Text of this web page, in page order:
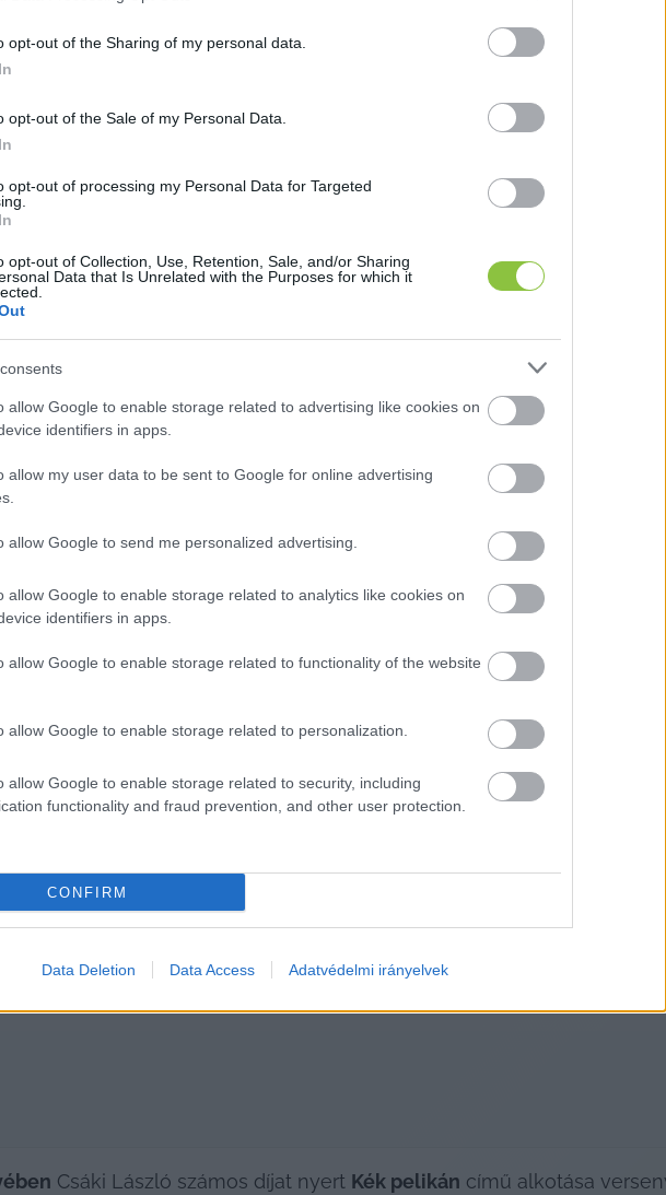
opt-out of the Sharing of my personal data.
opt-out of the Sale of my Personal Data.
opt-out of processing my Personal Data for Targeted
opt-out of Collection, Use, Retention, Sale, and/or Sharing
Data that Is Unrelated with the Purposes for which it
allow Google to enable storage related to advertising like cookies on
identifiers in apps.
allow my user data to be sent to Google for online advertising
allow Google to send me personalized advertising.
allow Google to enable storage related to analytics like cookies on
identifiers in apps.
allow Google to enable storage related to functionality of the website
allow Google to enable storage related to personalization.
allow Google to enable storage related to security, including
functionality and fraud prevention, and other user protection.
CONFIRM
Data Deletion Data Access Adatvédelmi irányelvek
of Cargoes) című, kézzel rajzolt alkotása mesebeli formába csomagolt
majd a Locarnói Filmfesztiválon Kids Award la Mobiliare díjban
világába kalauzol el, ahol egy kislány rádöbben a természet és
igazi családi film a megbocsátás
lánya kapcsolat abszurd kalandja a konyhától a rendőrségig. A
elnyerte a legjobb film díját, 2024-ben pedig a legjobb
Polli és a varázsfény (Tony, Shelly and the Magic Light) mese egy
legyőzik a sötétséget. A stop-motion technikával készült cseh-
díját nyerte el.
(Sirocco and the Kingdom of Air Streams)
című látványos,
a 2023-ban Annecy-ban, majd 2024-ben Zágrábban
fedezi fel Sirokkó, a szelek ura világát. Szintén
játszódik a
(Nina and the Hedgehog’s
kérdéseit vet fel a kézzel rajzolt, meleg tónusú film, mely az
hipnotikus vizuális élmény. Túlélő történet egy macskáról.
mesél. A film tavaly Annecy-ban elnyerte a zsűri és a közönség díja
animációnak járó Oscar-, Golden Globe és Európai Filmdíjat is. Végül
fődíjat nyert
című munkája egy
felnőtteknek egy feminista utópiáról, kulturális örökségről és
Csáki László számos díjat nyert Kék pelikán című alkotása